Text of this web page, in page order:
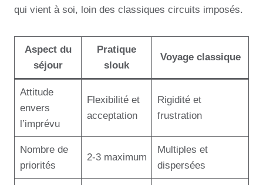
qui vient à soi, loin des classiques circuits imposés.
Aspect du
séjour
Pratique
slouk
Voyage classique
Attitude
envers
l’imprévu
Flexibilité et
acceptation
Rigidité et
frustration
Nombre de
priorités
2-3 maximum
Multiples et
dispersées